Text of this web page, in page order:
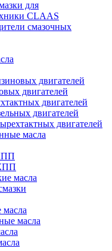
для
CLAAS
смазочных
двигателей
двигателей
двигателей
двигателей
двигателей
масла
масла
масла